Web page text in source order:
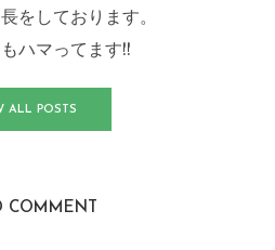
をしております。
ハマってます!!
ALL POSTS
COMMENT